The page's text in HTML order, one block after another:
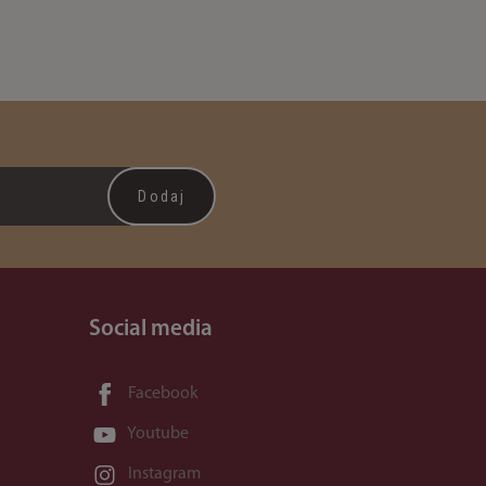
Social media
Facebook
Youtube
Instagram